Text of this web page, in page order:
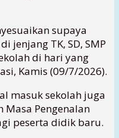
supaya
jenjang TK, SD, SMP
di hari yang
Kamis (09/7/2026).
masuk sekolah juga
Pengenalan
peserta didik baru.